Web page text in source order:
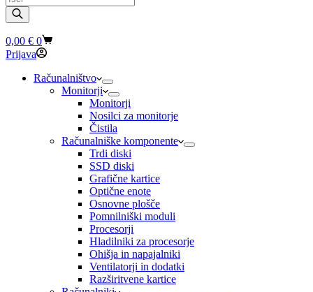
search
Shopping
cart
0,00 € 0
Prijava
Računalništvo
Monitorji
Monitorji
Nosilci za monitorje
Čistila
Računalniške komponente
Trdi diski
SSD diski
Grafične kartice
Optične enote
Osnovne plošče
Pomnilniški moduli
Procesorji
Hladilniki za procesorje
Ohišja in napajalniki
Ventilatorji in dodatki
Razširitvene kartice